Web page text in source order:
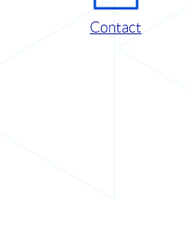
Contact